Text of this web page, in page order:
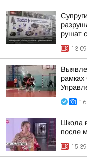
рушат
13:09
рамках
Школа
после
15:39